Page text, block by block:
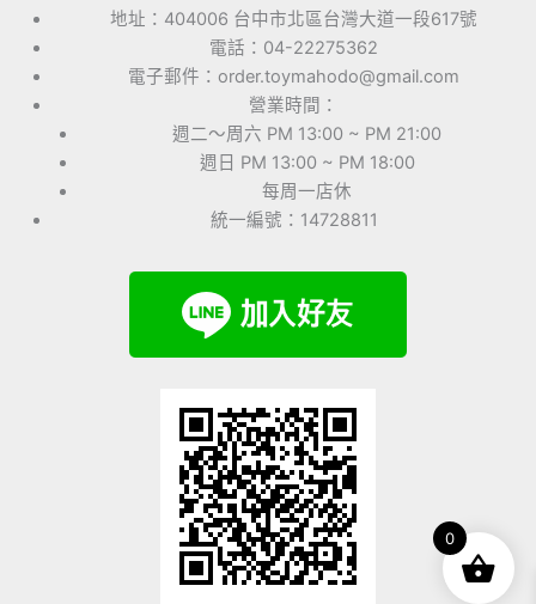
地址：404006 台中市北區台灣大道一段617號
電話：04-22275362
電子郵件：order.toymahodo@gmail.com
營業時間：
週二～周六 PM 13:00 ~ PM 21:00
週日 PM 13:00 ~ PM 18:00
每周一店休
統一編號：14728811
0